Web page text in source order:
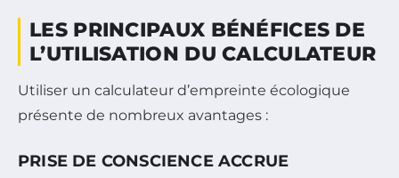
LES PRINCIPAUX BÉNÉFICES DE
L’UTILISATION DU CALCULATEUR
Utiliser un calculateur d’empreinte écologique
présente de nombreux avantages :
PRISE DE CONSCIENCE ACCRUE